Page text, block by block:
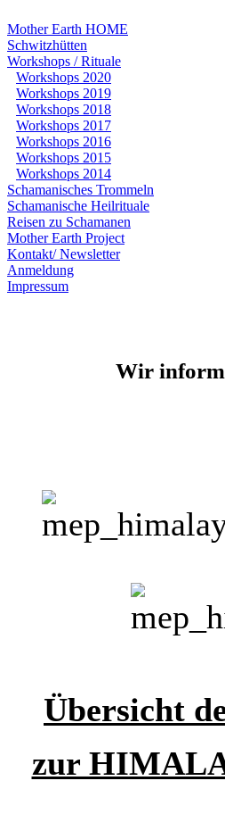
Mother Earth HOME
Schwitzhütten
Workshops / Rituale
Workshops 2020
Workshops 2019
Workshops 2018
Workshops 2017
Workshops 2016
Workshops 2015
Workshops 2014
Schamanisches Trommeln
Schamanische Heilrituale
Reisen zu Schamanen
Mother Earth Project
Kontakt/ Newsletter
Anmeldung
Impressum
Wir
Übersicht
zur